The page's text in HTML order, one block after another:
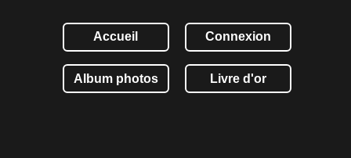
Accueil Connexion
Album photos Livre d'or